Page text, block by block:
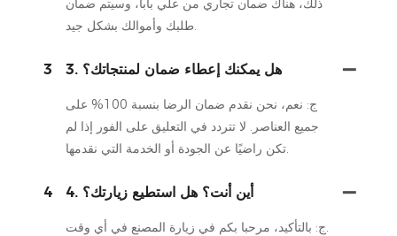
ذلك، هناك ضمان تجاري من علي بابا، وسيتم ضمان
طلبك وأموالك بشكل جيد.
3 3. هل يمكنك إعطاء ضمان لمنتجاتك؟
ج: نعم، نحن نقدم ضمان الرضا بنسبة 100% على
جميع العناصر. لا تتردد في التعليق على الفور إذا لم
تكن راضيًا عن الجودة أو الخدمة التي نقدمها.
4 4. أين أنت؟ هل استطيع زيارتك؟
ج: بالتأكيد، مرحبا بكم في زيارة المصنع في أي وقت.